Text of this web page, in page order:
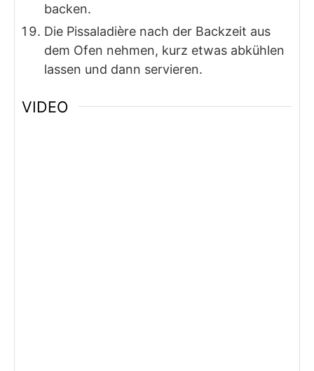
backen.
Die Pissaladière nach der Backzeit aus
dem Ofen nehmen, kurz etwas abkühlen
lassen und dann servieren.
VIDEO